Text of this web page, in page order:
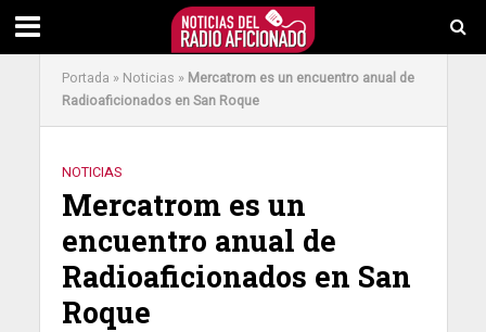
Portada » Noticias » Mercatrom es un encuentro anual de
Radioaficionados en San Roque
NOTICIAS
Mercatrom es un
encuentro anual de
Radioaficionados en San
Roque